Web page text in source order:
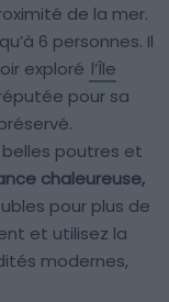
de la mer.
6 personnes. Il
exploré l’Île
pour sa
poutres et
chaleureuse,
pour plus de
et utilisez la
modernes,